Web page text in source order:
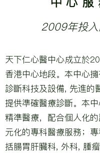
2009年投
天下仁心醫中心成立於
香港中心地段。本中心
診斷科技及設備, 先進的
提供準確醫療診斷。本
精準醫療，配合個人化
元化的專科醫療服務；
括腸胃肝臟科, 外科, 腫